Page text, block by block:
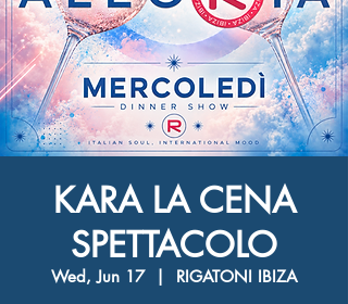
KARA LA CENA
SPETTACOLO
Wed, Jun 17
  |
RIGATONI IBIZA